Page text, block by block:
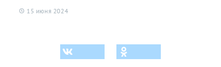
15 июня 2024